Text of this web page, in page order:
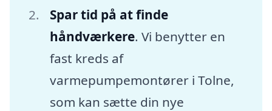
Spar tid på at finde
håndværkere. Vi benytter en
fast kreds af
varmepumpemontører i Tolne,
som kan sætte din nye